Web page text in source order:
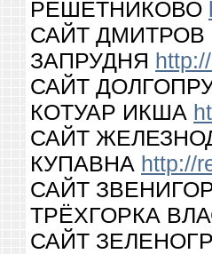
РЕШЕТНИКОВО
САЙТ
ЗАПРУДНЯ
САЙТ
КОТУАР ИКША
САЙТ
КУПАВНА http://
САЙТ
ТРЁХГОРКА
САЙТ